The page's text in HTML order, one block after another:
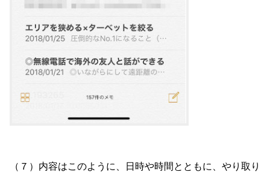
（７）内容はこのように、日時や時間とともに、やり取り